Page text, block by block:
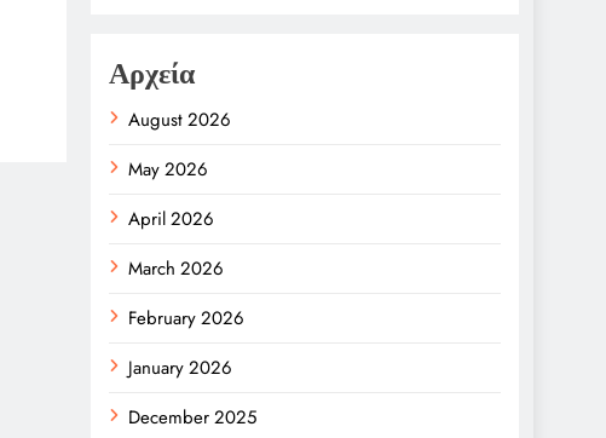
Αρχεία
August 2026
May 2026
April 2026
March 2026
February 2026
January 2026
December 2025